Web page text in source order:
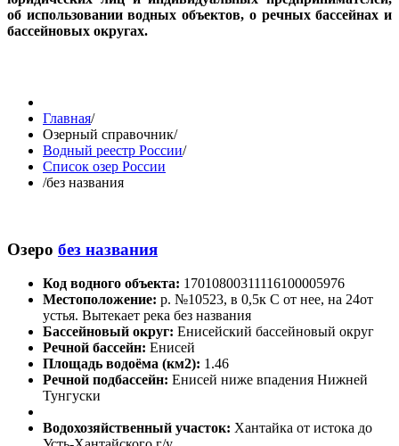
об использовании водных объектов, о речных бассейнах и
бассейновых округах.
Главная/
Озерный справочник/
Водный реестр России/
Список озер России
/без названия
Озеро без названия
Код водного объекта: 17010800311116100005976
Местоположение: р. №10523, в 0,5к С от нее, на 24от
устья. Вытекает река без названия
Бассейновый округ: Енисейский бассейновый округ
Речной бассейн: Енисей
Площадь водоёма (км2): 1.46
Речной подбассейн: Енисей ниже впадения Нижней
Тунгуски
Водохозяйственный участок: Хантайка от истока до